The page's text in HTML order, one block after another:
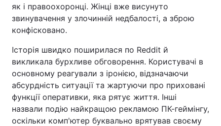
як і правоохоронці. Жінці вже висунуто
звинувачення у злочинній недбалості, а зброю
конфісковано.
Історія швидко поширилася по Reddit й
викликала бурхливе обговорення. Користувачі в
основному реагували з іронією, відзначаючи
абсурдність ситуації та жартуючи про приховані
функції оперативки, яка рятує життя. Інші
назвали подію найкращою рекламою ПК-геймінгу,
оскільки комп'ютер буквально врятував своєму